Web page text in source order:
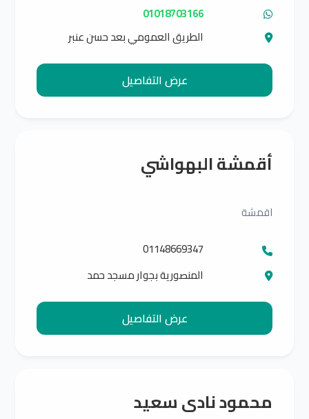
01018703166
الطريق العمومي بعد حسن عنبر
عرض التفاصيل
أقمشة البهواشي
اقمشة
01148669347
المنصورية بجوار مسجد حمد
عرض التفاصيل
محمود نادى سعيد